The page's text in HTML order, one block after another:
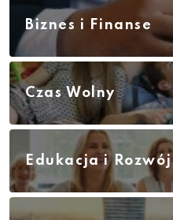
Biznes i Finanse
Czas Wolny
Edukacja i Rozwój